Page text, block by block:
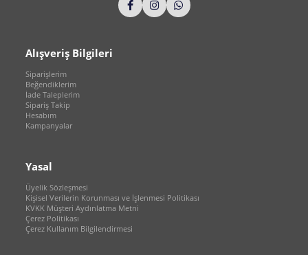
Alışveriş Bilgileri
Siparişlerim
Beğendiklerim
İade Taleplerim
Sipariş Takip
Hesabım
Kampanyalar
Yasal
Üyelik Sözleşmesi
Kişisel Verilerin Korunması ve İşlenmesi Politikası
KVKK Müşteri Aydınlatma Metni
Çerez Politikası
Çerez Kullanım Bilgilendirmesi